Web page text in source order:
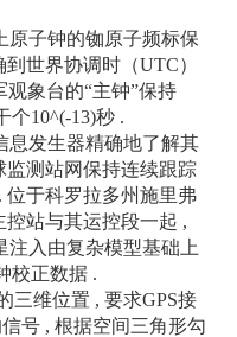
原子钟的铷原子频标保
世界协调时（UTC）
象台的“主钟”保持
个10^(-13)秒 .
息发生器精确地了解其
测站网保持连续跟踪
位于科罗拉多州施里弗
控站与其运控段一起 ,
注入由复杂模型基础上
校正数据 .
三维位置 , 要求GPS接
号 , 根据空间三角形勾